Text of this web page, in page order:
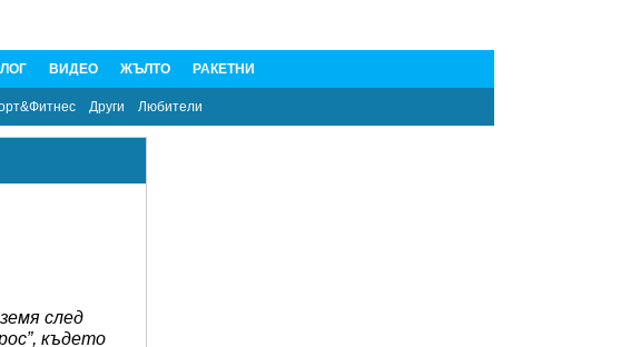
ВИДЕО ЖЪЛТО РАКЕТНИ
Други Любители
след
където